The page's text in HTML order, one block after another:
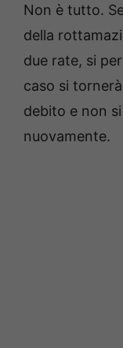
Non è tutto.
della
due rate, si
caso si
debito e non
nuovamente.